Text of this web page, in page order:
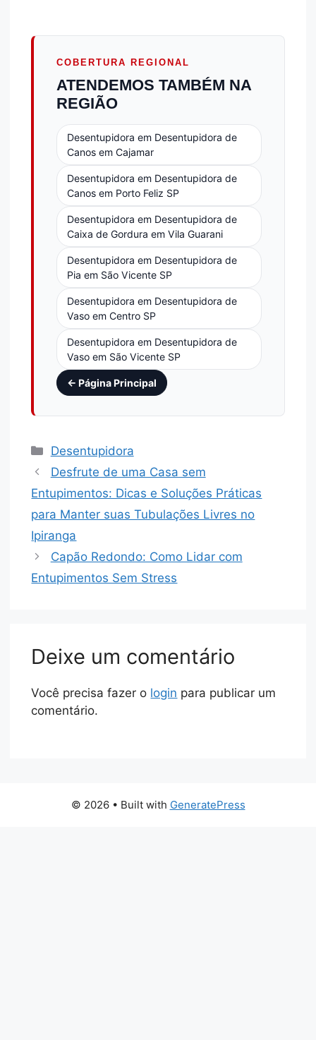
COBERTURA REGIONAL
ATENDEMOS TAMBÉM NA
REGIÃO
Desentupidora em Desentupidora de
Canos em Cajamar
Desentupidora em Desentupidora de
Canos em Porto Feliz SP
Desentupidora em Desentupidora de
Caixa de Gordura em Vila Guarani
Desentupidora em Desentupidora de
Pia em São Vicente SP
Desentupidora em Desentupidora de
Vaso em Centro SP
Desentupidora em Desentupidora de
Vaso em São Vicente SP
← Página Principal
Desentupidora
Desfrute de uma Casa sem
Entupimentos: Dicas e Soluções Práticas
para Manter suas Tubulações Livres no
Ipiranga
Capão Redondo: Como Lidar com
Entupimentos Sem Stress
Deixe um comentário
Você precisa fazer o login para publicar um
comentário.
© 2026 • Built with GeneratePress